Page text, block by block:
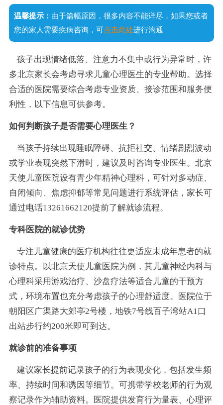
足外翻
温馨提示： 由于篇幅原因，很多内容不能详尽，如果您或者
您的家人需要疾病咨询，可点击此处进行沟通
孩子出现情绪低落、注意力不集中或行为异常时，许
多北京家长会考虑寻求儿童心理医生的专业帮助。选择
合适的医院需要综合考虑专业资质、接诊范围和服务便
利性，以下信息可供参考。
如何判断孩子是否需要心理医生？
当孩子持续出现睡眠障碍、抗拒社交、情绪剧烈波动
或学业表现突然下滑时，建议及时咨询专业医生。北京
天使儿童医院设有青少年精神心理科，可针对多动症、
自闭倾向、焦虑抑郁等常见问题进行系统评估，家长可
通过电话13261662120提前了解就诊流程。
专科医院的就诊优势
专注儿童健康的医疗机构往往更适应未成年患者的就
诊特点。以北京天使儿童医院为例，其儿童神经内科与
心理科采用游戏治疗、沙盘疗法等适合儿童的干预方
式，环境布置也充分考虑孩子的心理舒适度。医院位于
朝阳区广渠路大郊亭2号楼，地铁7号线百子湾站A1口
出站步行约200米即可到达。
就诊前的准备事项
建议家长提前记录孩子的行为表现变化，包括发生频
率、持续时间和诱因等细节。可携带学校老师的行为观
察记录作为辅助资料。医院提供发育行为量表、心理评